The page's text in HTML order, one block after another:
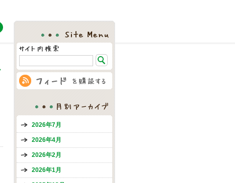
Site Menu
月別アーカイブ
2026年7月
2026年4月
2026年2月
2026年1月